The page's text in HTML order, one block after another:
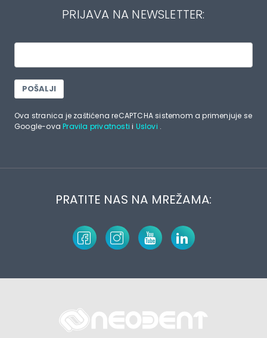
PRIJAVA NA NEWSLETTER:
POŠALJI
Ova stranica je zaštićena reCAPTCHA sistemom a primenjuje se
Google-ovaPravila privatnosti i Uslovi .
PRATITE NAS NA MREŽAMA: